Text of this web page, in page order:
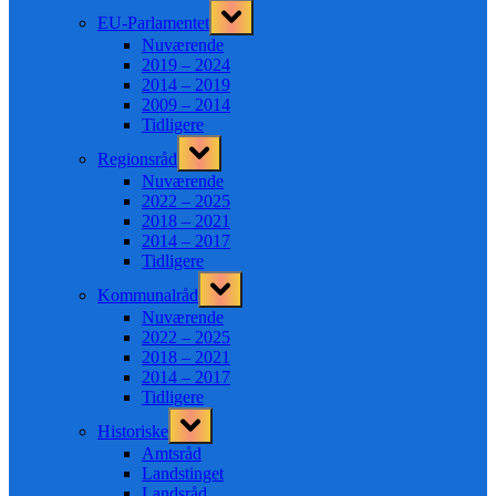
EU-Parlamentet
Toggle
sub-
menu
Nuværende
2019 – 2024
2014 – 2019
2009 – 2014
Tidligere
Regionsråd
Toggle
sub-
menu
Nuværende
2022 – 2025
2018 – 2021
2014 – 2017
Tidligere
Kommunalråd
Toggle
sub-
menu
Nuværende
2022 – 2025
2018 – 2021
2014 – 2017
Tidligere
Historiske
Toggle
sub-
menu
Amtsråd
Landstinget